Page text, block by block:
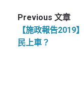
Previous 文章
【施政報告2019
民上車？